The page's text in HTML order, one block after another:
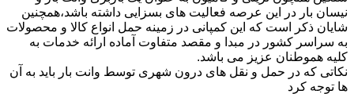
نیسان بار در این عرصه فعالیت های بسزایی داشته باشد،همچنین
شایان ذکر است که این کمپانی در زمینه حمل انواع کالا و محصولات
به سراسر کشور در مبدا و مقصد متفاوت آماده ارائه خدمات به
کلیه هموطنان عزیز می باشد.
نکاتی که در حمل و نقل های درون شهری توسط وانت بار باید به آن
ها توجه کرد